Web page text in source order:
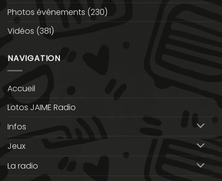
Photos événements (230)
Vidéos (381)
NAVIGATION
Accueil
Lotos JAIME Radio
Infos
Jeux
La radio